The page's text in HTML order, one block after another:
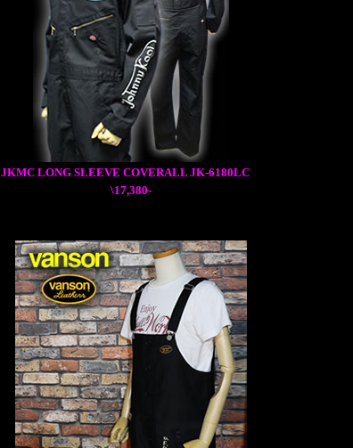
JKMC LONG SLEEVE COVERALL JK-6180LC
\17,380-